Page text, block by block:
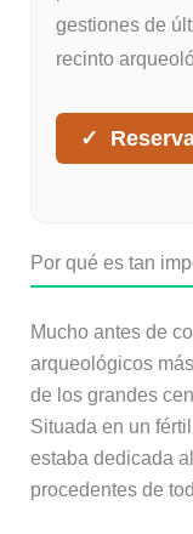
gestiones de
recinto
Por qué es tan
Mucho antes de
arqueológicos
de los grandes
Situada en un
estaba dedicada
procedentes de